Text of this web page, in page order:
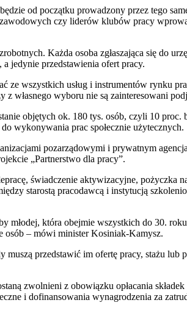
od początku prowadzony przez tego
czy liderów klubów pracy
Każda osoba zgłaszająca się do
jedynie przedstawienia ofert pracy.
wszystkich usług i instrumentów rynku
własnego wyboru nie są zainteresowani
objętych ok. 180 tys. osób, czyli 10
wykonywania prac społecznie użytecznych.
pozarządowymi i prywatnym
„Partnerstwo dla pracy”.
świadczenie aktywizacyjne, pożyczka
starostą pracodawcą i instytucją
młodej, która obejmie wszystkich do 30.
osób – mówi minister Kosiniak-Kamysz.
przedstawić im ofertę pracy, stażu
zwolnieni z obowiązku opłacania
i dofinansowania wynagrodzenia za